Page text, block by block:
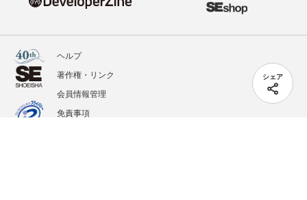
シェア
ヘルプ
著作権・リンク
会員情報管理
免責事項